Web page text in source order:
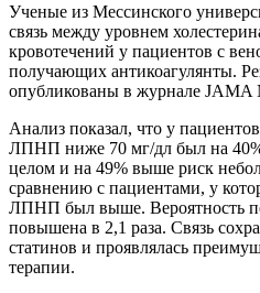
Ученые из Мессинского
связь между уровнем
кровотечений у пациентов с
получающих антикоагулянты.
опубликованы в журнале JAMA
Анализ показал, что у
ЛПНП ниже 70 мг/дл был на
целом и на 49% выше риск
сравнению с пациентами, у
ЛПНП был выше. Вероятность
повышена в 2,1 раза. Связь
статинов и проявлялась
терапии.